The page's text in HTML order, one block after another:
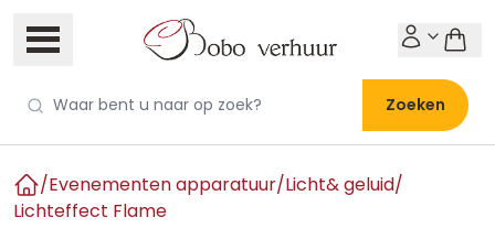
Zoeken
Home
/Evenementen apparatuur/Licht& geluid/
Lichteffect Flame